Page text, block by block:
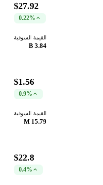
$27.92
0.22%
القيمة السوقية
3.84 B
$1.56
0.9%
القيمة السوقية
15.79 M
$22.8
0.4%